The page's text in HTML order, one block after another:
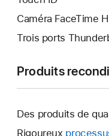
Caméra FaceTime
Trois ports
Produits
Des produits de
Rigoureux